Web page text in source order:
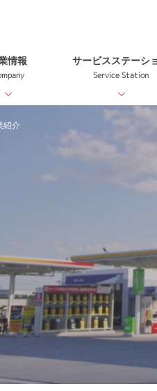
情報
サービスステーシ
Service Station
紹介